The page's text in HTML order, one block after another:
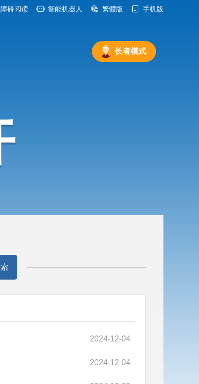
碍阅读 智能机器人 繁體版 手机版
长者模式
2024-12-04
2024-12-04